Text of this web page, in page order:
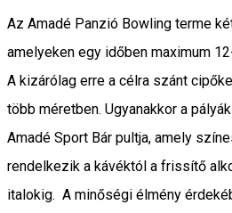
Az Amadé Panzió Bowling terme
amelyeken egy időben maximum
A kizárólag erre a célra szánt
több méretben. Ugyanakkor a
Amadé Sport Bár pultja, amely
rendelkezik a kávéktól a frissítő
italokig. A minőségi élmény